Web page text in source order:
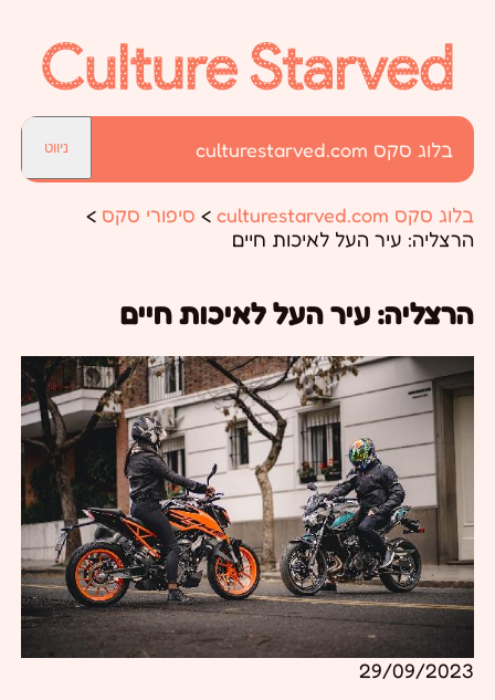
בלוג סקס culturestarved.com ניווט
בלוג סקס culturestarved.com > סיפורי סקס >
הרצליה: עיר העל לאיכות חיים
הרצליה: עיר העל לאיכות חיים
29/09/2023